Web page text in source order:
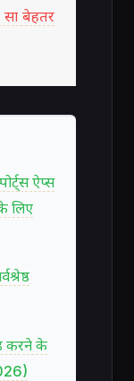
सा बेहतर
ऐप्स
लिए
करने के